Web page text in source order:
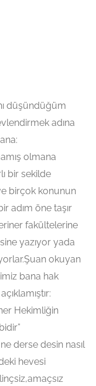
düşündüğüm
adına
olmana
bir sekilde
birçok konunun
adım öne taşır
fakültelerine
yazıyor yada
okuyan
bana hak
Hekimliğin
derse desin nasıl
hevesi